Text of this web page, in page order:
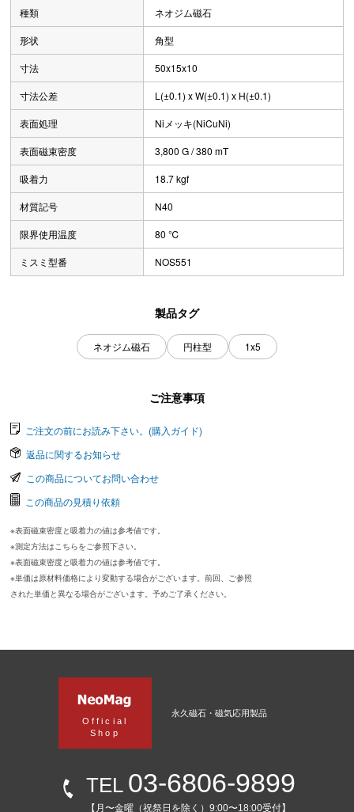
種類 ネオジム磁石
形状 角型
寸法 50x15x10
寸法公差 L(±0.1) x W(±0.1) x H(±0.1)
表面処理 Niメッキ(NiCuNi)
表面磁束密度 3,800 G / 380 mT
吸着力 18.7 kgf
材質記号 N40
限界使用温度 80 ℃
ミスミ型番 NOS551
製品タグ
ネオジム磁石 円柱型 1x5
ご注意事項
ご注文の前にお読み下さい。(購入ガイド)
返品に関するお知らせ
この商品についてお問い合わせ
この商品の見積り依頼
※表面磁束密度と吸着力の値は参考値です。
※測定方法はこちらをご参照下さい。
※表面磁束密度と吸着力の値は参考値です。
※単価は原材料価格により変動する場合がございます。前回、ご参照
された単価と異なる場合がございます。予めご了承ください。
Official
Shop
永久磁石・磁気応用製品
TEL 03-6806-9899
【月〜金曜（祝祭日を除く）9:00〜18:00受付】